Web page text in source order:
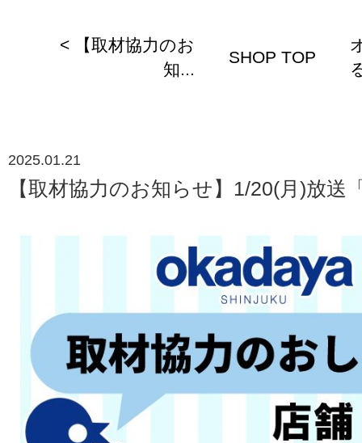
< 【取材協力のお
知...
SHOP TOP
2025.01.21
【取材協力のお知らせ】1/20(月)放送